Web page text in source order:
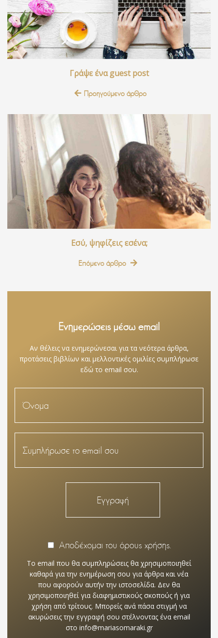
Γράψε ένα guest post
Προηγούμενο άρθρο
Εσύ, ψηφίζεις εσένα;
Επόμενο άρθρο
Ενημερώσεις μέσω email
Αν θέλεις να ενημερώνεσαι για τα νεότερα άρθρα,
προτάσεις βιβλίων και μελλοντικές ομιλίες συμπλήρωσε
εδώ το email σου.
Αποδέχομαι του όρους χρήσης.
Το email που θα συμπληρώσεις θα χρησιμοποιηθεί
καθαρά για την ενημέρωση σου για άρθρα και νέα
που αφορούν αυτήν την ιστοσελίδα. Δεν θα
χρησιμοποιηθεί για διαφημιστικούς σκοπούς ή για
χρήση από τρίτους. Μπορείς ανά πάσα στιγμή να
ακυρώσεις την εγγραφή σου στέλνοντας ένα email
στο info@mariasomaraki.gr